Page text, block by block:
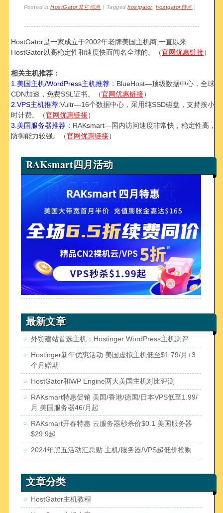
Posted inHostGator其它信息 Taggedhostgator ,hostgator特点
HostGator是一家成立于2002年老牌美国主机商,一直以来
HostGator以高稳定性和速度快而闻名全球的。（官网优惠链接）
相关主机推荐：
1.美国主机/WordPress主机推荐 ：BlueHost—顶级数据中心，全球
CDN加速，免费SSL证书。（官网优惠链接）
2.VPS主机推荐:Vultr—16个数据中心，采用纯SSD磁盘，支持按小
时计费。（官网优惠链接）
3.美国服务器推荐 ：RAKsmart—国内访问速度非常快，稳定性高，
防御能力较强。（官网优惠链接）
RAKsmart四月活动
最新文章
外贸建站首选主机：Hostinger WordPress主机测评
Hostinger新年优惠活动 美国虚拟主机低至$1.79/月+3
个月赠期
HostGator和WP Engine两大美国主机对比评测
RAKsmart特惠促销 美国/香港/德国/日本VPS低至1.99/
月 美国服务器46/月起
RAKsmart开春特惠 云服务器秒杀价$0.1 美国服务器
$29.9起
2024年黑五活动汇总贴 主机/服务器/VPS超低价抢购
文章分类
HostGator主机教程